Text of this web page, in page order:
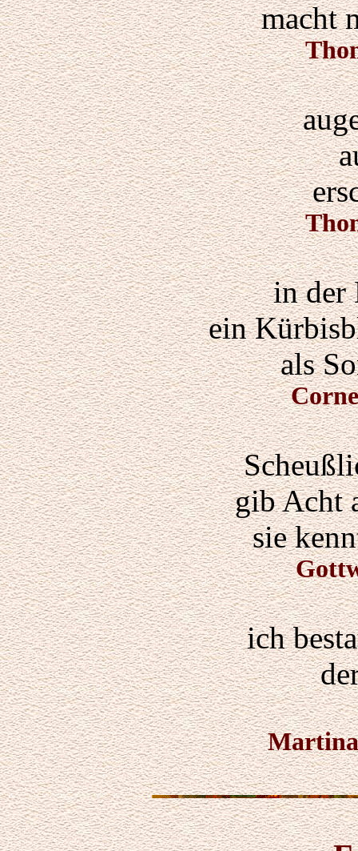
macht
in der
ein
als
gib Acht
sie
ich